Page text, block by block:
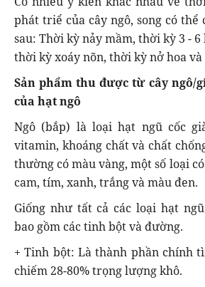
phát triể của cây ngô, song có
sau: Thời kỳ nảy mầm, thời kỳ 3 - 6
thời kỳ xoáy nõn, thời kỳ nở hoa
Sản phẩm thu được từ cây
của hạt ngô
Ngô (bắp) là loại hạt ngũ cốc
vitamin, khoáng chất và chất
thường có màu vàng, một số loại
cam, tím, xanh, trắng và màu đen.
Giống như tất cả các loại hạt
bao gồm các tinh bột và đường.
+ Tinh bột: Là thành phần chính
chiếm 28-80% trọng lượng khô.